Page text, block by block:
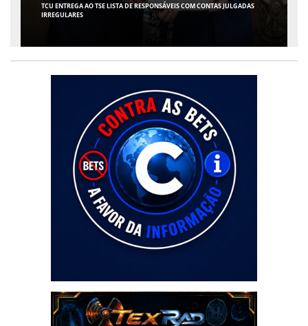
ARACAJU RECEBE ESPETÁCULO INFANTIL "SPIDEY E SEUS AMIGOS" COM
AVENTURA AO VIVO NO TEATRO ATHENEU